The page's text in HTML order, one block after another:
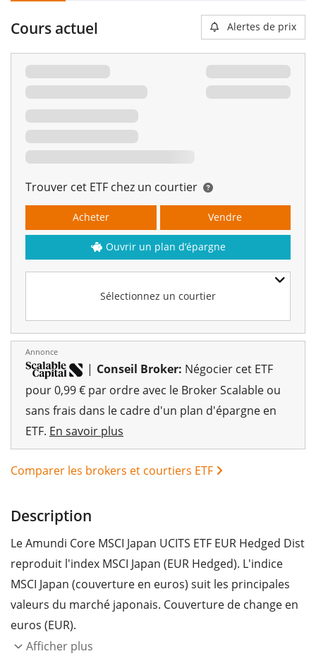
Cours actuel Alertes de prix
Trouver cet ETF chez un courtier
Sélectionnez un courtier
Acheter Vendre
Ouvrir un plan d’épargne
Annonce
| Conseil Broker: Négocier cet ETF
pour 0,99 € par ordre avec le Broker Scalable ou
sans frais dans le cadre d'un plan d'épargne en
ETF. En savoir plus
Comparer les brokers et courtiers ETF
Description
Le Amundi Core MSCI Japan UCITS ETF EUR Hedged Dist
reproduit l'index MSCI Japan (EUR Hedged). L'indice
MSCI Japan (couverture en euros) suit les principales
valeurs du marché japonais. Couverture de change en
euros (EUR).
ratio des frais totaux
Afficher plus